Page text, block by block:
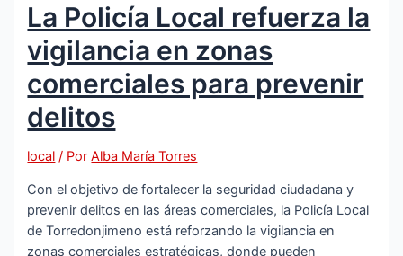
La Policía Local refuerza la
vigilancia en zonas
comerciales para prevenir
delitos
local / PorAlba María Torres
Con el objetivo de fortalecer la seguridad ciudadana y
prevenir delitos en las áreas comerciales, la Policía Local
de Torredonjimeno está reforzando la vigilancia en
zonas comerciales estratégicas, donde pueden